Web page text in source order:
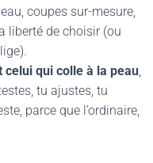
coupes sur-mesure,
liberté de choisir (ou
celui qui colle à la peau,
tu ajustes, tu
parce que l’ordinaire,